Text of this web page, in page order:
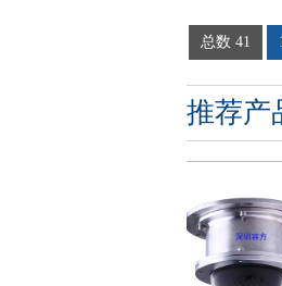
总数 41
推荐产